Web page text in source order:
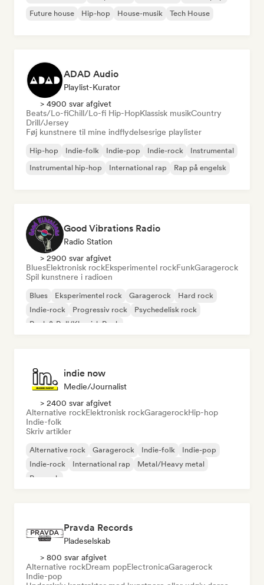
Future house
Hip-hop House-musik Tech House
ADAD Audio
Playlist-Kurator
> 4900 svar afgivet
Beats/Lo-fiChill/Lo-fi Hip-HopKlassisk musikCountry
Drill/Jersey
Føj kunstnere til mine indflydelsesrige playlister
Hip-hop Indie-folk Indie-pop Indie-rock
Instrumental
Instrumental hip-hop
International rap Rap på engelsk
Good Vibrations Radio
Radio Station
> 2900 svar afgivet
BluesElektronisk rockEksperimentel rockFunkGaragerock
Spil kunstnere i radioen
Blues Eksperimentel rock Garagerock
Hard rock
Indie-rock
Progressiv rock
Psychedelisk rock
Rock & Roll/Klassisk Rock
indie now
Medie/journalist
> 2400 svar afgivet
Alternative rockElektronisk rockGaragerockHip-hop
Indie-folk
Skriv artikler
Alternative rock Garagerock Indie-folk
Indie-pop
Indie-rock
International rap
Metal/Heavy metal
Poprock
Pravda Records
Pladeselskab
> 800 svar afgivet
Alternative rockDream popElectronicaGaragerock
Indie-pop